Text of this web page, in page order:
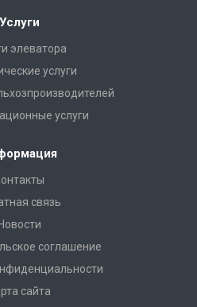
Услуги
элеватора
услуги
услуги
связь
Новости
соглашение
сайта